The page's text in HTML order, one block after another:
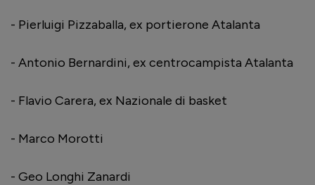
- Pierluigi Pizzaballa, ex portierone Atalanta
- Antonio Bernardini, ex centrocampista Atalanta
- Flavio Carera, ex Nazionale di basket
- Marco Morotti
- Geo Longhi Zanardi